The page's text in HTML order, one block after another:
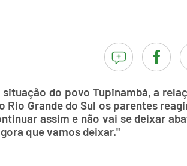
do povo Tupinambá, a
Rio Grande do Sul os parentes
assim e não vai se deixar
que vamos deixar."